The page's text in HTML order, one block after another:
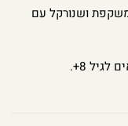
ושנורקל עם
8+.